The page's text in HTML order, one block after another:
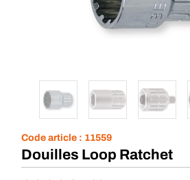
Code article : 11559
Douilles Loop Ratchet